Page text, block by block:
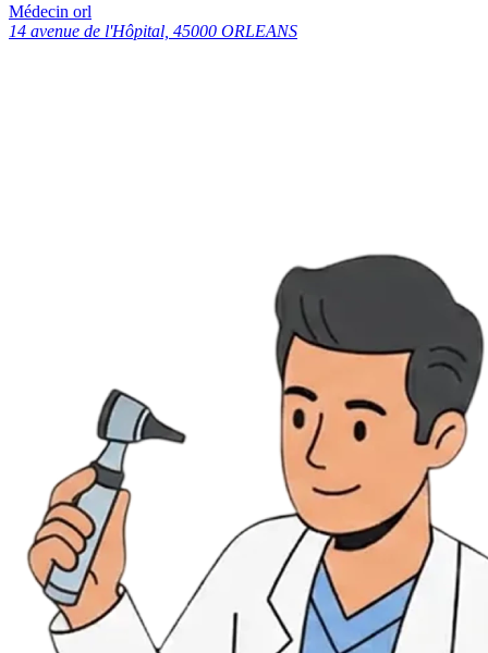
Médecin orl
14 avenue de l'Hôpital, 45000 ORLEANS